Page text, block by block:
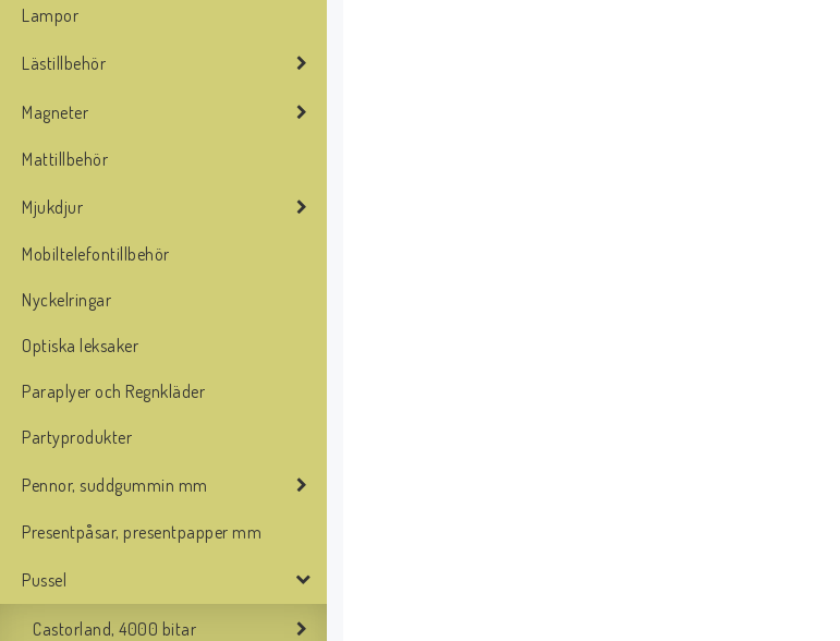
Lampor
Lästillbehör
Magneter
Mattillbehör
Mjukdjur
Mobiltelefontillbehör
Nyckelringar
Optiska leksaker
Paraplyer och Regnkläder
Partyprodukter
Pennor, suddgummin mm
Presentpåsar, presentpapper mm
Pussel
Castorland, 4000 bitar